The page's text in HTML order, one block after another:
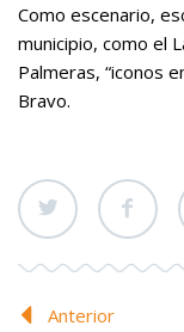
Como escenario,
municipio, como el
Palmeras, “iconos
Bravo.
Anterior